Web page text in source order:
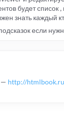
будет
знать каждый
если
— http://htmlbook.ru